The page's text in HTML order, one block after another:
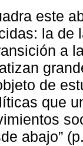
este
la de
a
de
que
abajo”